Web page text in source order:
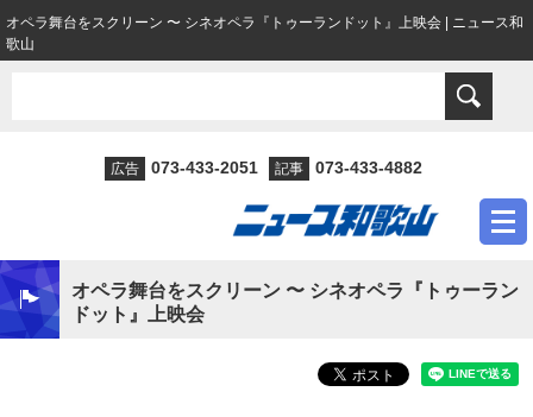
オペラ舞台をスクリーン 〜 シネオペラ『トゥーランドット』上映会 | ニュース和
歌山
広告 073-433-2051 記事 073-433-4882
オペラ舞台をスクリーン 〜 シネオペラ『トゥーラン
ドット』上映会